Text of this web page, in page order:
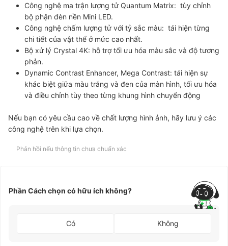
Công nghệ ma trận lượng tử Quantum Matrix: tùy chỉnh
bộ phận đèn nền Mini LED.
Công nghệ chấm lượng tử với tỷ sắc màu: tái hiện từng
chi tiết của vật thể ở mức cao nhất.
Bộ xử lý Crystal 4K: hỗ trợ tối ưu hóa màu sắc và độ tương
phản.
Dynamic Contrast Enhancer, Mega Contrast: tái hiện sự
khác biệt giữa màu trắng và đen của màn hình, tối ưu hóa
và điều chỉnh tùy theo từng khung hình chuyển động
Nếu bạn có yêu cầu cao về chất lượng hình ảnh, hãy lưu ý các
công nghệ trên khi lựa chọn.
Phản hồi nếu thông tin chưa chuẩn xác
Phần Cách chọn có hữu ích không?
Có Không